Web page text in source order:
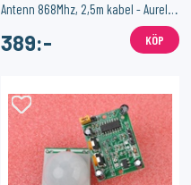
Antenn 868Mhz, 2,5m kabel - Aurel GP 868
389:- KÖP